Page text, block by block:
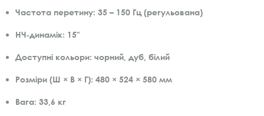
Частота перетину: 35 – 150 Гц (регульована)
НЧ‑динамік: 15″
Доступні кольори: чорний, дуб, білий
Розміри (Ш × В × Г): 480 × 524 × 580 мм
Вага: 33,6 кг